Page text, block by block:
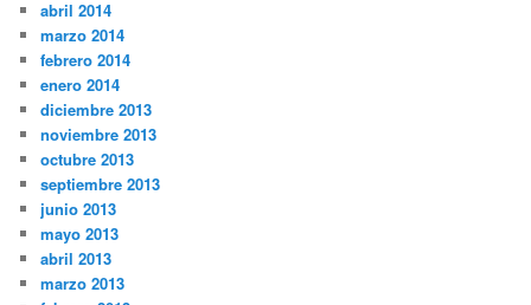
abril 2014
marzo 2014
febrero 2014
enero 2014
diciembre 2013
noviembre 2013
octubre 2013
septiembre 2013
junio 2013
mayo 2013
abril 2013
marzo 2013